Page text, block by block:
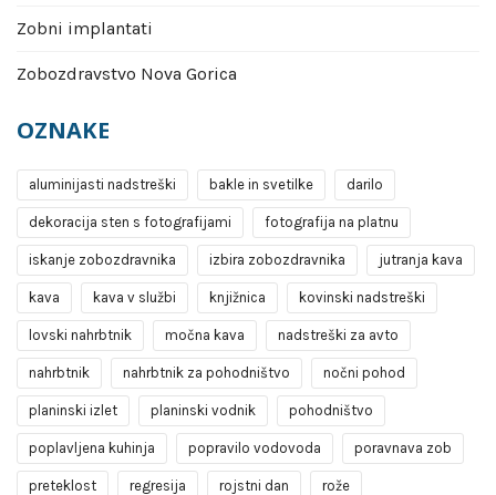
Zobni implantati
Zobozdravstvo Nova Gorica
OZNAKE
aluminijasti nadstreški bakle in svetilke darilo
dekoracija sten s fotografijami fotografija na platnu
iskanje zobozdravnika izbira zobozdravnika jutranja kava
kava kava v službi knjižnica kovinski nadstreški
lovski nahrbtnik močna kava nadstreški za avto
nahrbtnik nahrbtnik za pohodništvo nočni pohod
planinski izlet planinski vodnik pohodništvo
poplavljena kuhinja popravilo vodovoda poravnava zob
preteklost regresija rojstni dan rože